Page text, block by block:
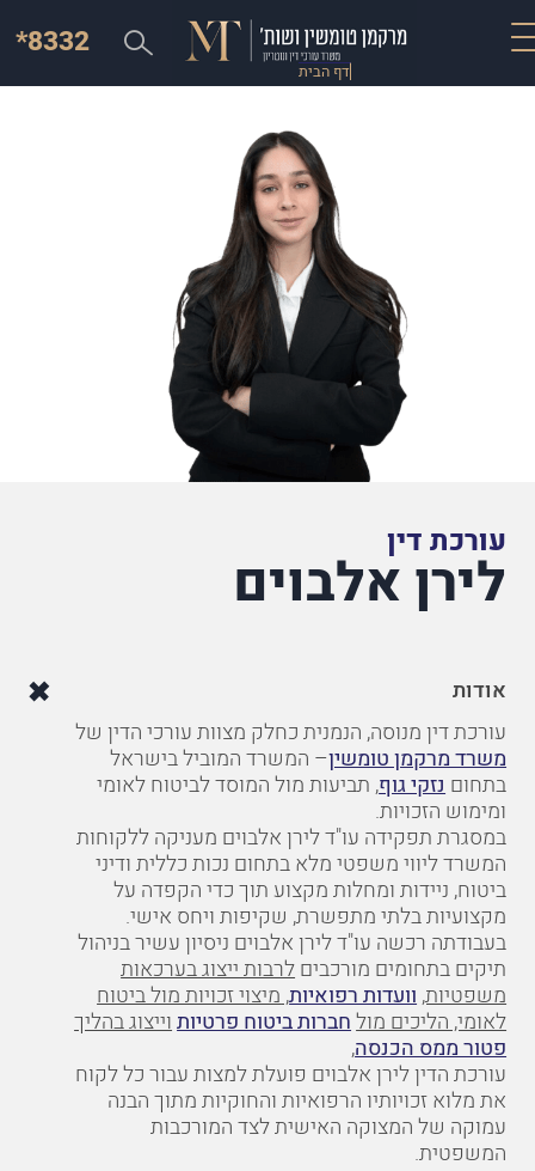
דף הבית
*8332
עורכת דין
לירן אלבוים
אודות
עורכת דין מנוסה, הנמנית כחלק מצוות עורכי הדין של
משרד מרקמן טומשין– המשרד המוביל בישראל
בתחוםנזקי גוף, תביעות מול המוסד לביטוח לאומי
ומימוש הזכויות.
במסגרת תפקידה עו"ד לירן אלבוים מעניקה ללקוחות
המשרד ליווי משפטי מלא בתחום נכות כללית ודיני
ביטוח, ניידות ומחלות מקצוע תוך כדי הקפדה על
מקצועיות בלתי מתפשרת, שקיפות ויחס אישי.
בעבודתה רכשה עו"ד לירן אלבוים ניסיון עשיר בניהול
תיקים בתחומים מורכביםלרבות ייצוג בערכאות
משפטיות,וועדות רפואיות,מיצוי זכויות מול ביטוח
לאומי, הליכים מולחברות ביטוח פרטיותוייצוג בהליך
פטור ממס הכנסה,
עורכת הדין לירן אלבוים פועלת למצות עבור כל לקוח
את מלוא זכויותיו הרפואיות והחוקיות מתוך הבנה
עמוקה של המצוקה האישית לצד המורכבות
המשפטית.